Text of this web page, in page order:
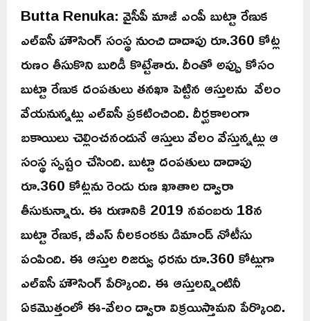
Butta Renuka: వైసీపీ మాజీ ఎంపీ బుట్టా రేణుక
ఎల్‌ఐసీ హౌసింగ్‌ సంస్థ నుంచి దాదాపు రూ.360 కోట్ల
రుణం తీసుకొని బురిడీ కొట్టేశారు. దీంతో అప్పు కోసం
బుట్టా రేణుక దంపతులు తనఖా పెట్టిన ఆస్తులను వేలం
వేయనున్నట్లు ఎల్‌ఐసీ ప్రకటించింది. దీర్ఘకాలంగా
బకాయిలు చెల్లించనందునే ఆస్తులు వేలం వేస్తున్నట్లు ఆ
సంస్థ స్పష్టం చేసింది. బుట్టా దంపతులు దాదాపు
రూ.360 కోట్లను రెండు రుణ ఖాతాల ద్వారా
తీసుకున్నారు. ఈ రుణానికి 2019 నవంబరు 18న
బుట్టా రేణుక, బీఎస్‌ నీలకంఠకు డిమాండ్‌ నోటీసు
పంపింది. ఈ ఆస్తుల రిజర్వు ధరను రూ.360 కోట్లుగా
ఎల్‌ఐసీ హౌసింగ్‌ పేర్కొంది. ఈ ఆస్తులన్నింటినీ
ఏకమొత్తంలో ఈ-వేలం ద్వారా విక్రయిస్తామని పేర్కొంది.